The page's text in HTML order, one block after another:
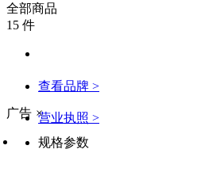
全部商品
15 件
查看品牌 >
营业执照 >
广告 ×
规格参数